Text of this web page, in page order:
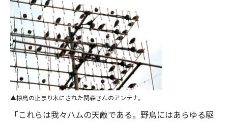
椋鳥の止まり木にされた関森さんのアンテナ。
「これらは我々ハムの天敵である。野鳥にはあらゆる駆